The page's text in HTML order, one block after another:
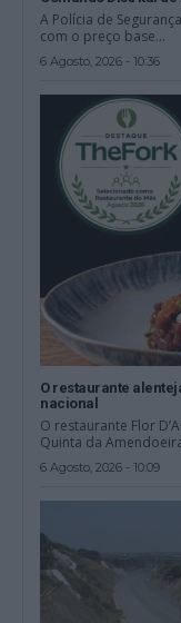
A Polícia de
com o preço base...
6 Agosto, 2026 - 10:36
O restaurante
nacional
O restaurante Flor
Quinta da
6 Agosto, 2026 - 10:09